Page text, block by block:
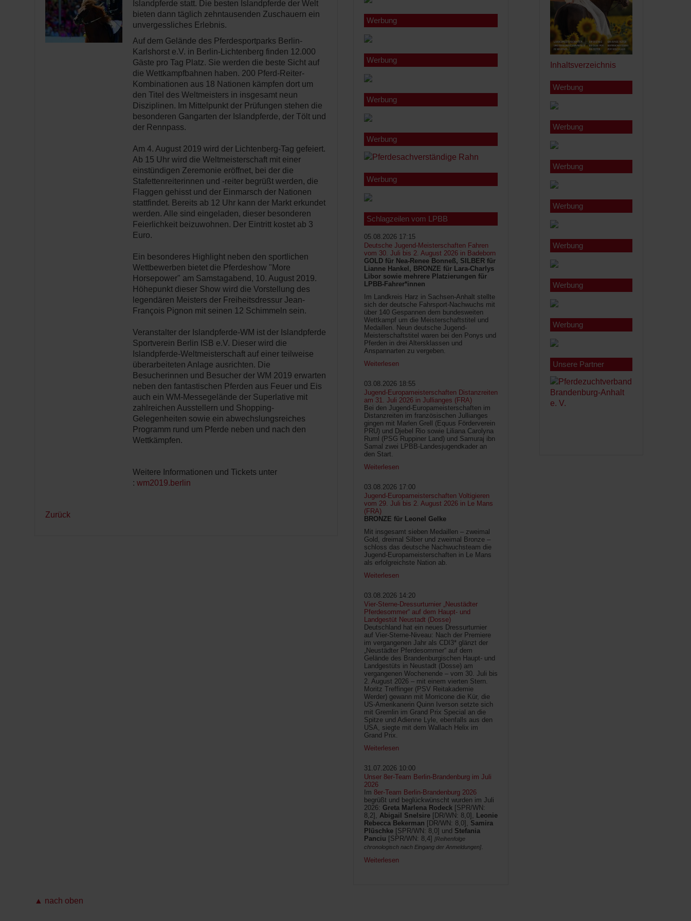
Islandpferde statt. Die besten Islandpferde der Welt
bieten dann täglich zehntausenden Zuschauern ein
unvergessliches Erlebnis.
Auf dem Gelände des Pferdesportparks Berlin-
Karlshorst e.V. in Berlin-Lichtenberg finden 12.000
Gäste pro Tag Platz. Sie werden die beste Sicht auf
die Wettkampfbahnen haben. 200 Pferd-Reiter-
Kombinationen aus 18 Nationen kämpfen dort um
den Titel des Weltmeisters in insgesamt neun
Disziplinen. Im Mittelpunkt der Prüfungen stehen die
besonderen Gangarten der Islandpferde, der Tölt und
der Rennpass.
Am 4. August 2019 wird der Lichtenberg-Tag gefeiert.
Ab 15 Uhr wird die Weltmeisterschaft mit einer
einstündigen Zeremonie eröffnet, bei der die
Stafettenreiterinnen und -reiter begrüßt werden, die
Flaggen gehisst und der Einmarsch der Nationen
stattfindet. Bereits ab 12 Uhr kann der Markt erkundet
werden. Alle sind eingeladen, dieser besonderen
Feierlichkeit beizuwohnen. Der Eintritt kostet ab 3
Euro.
Ein besonderes Highlight neben den sportlichen
Wettbewerben bietet die Pferdeshow "More
Horsepower" am Samstagabend, 10. August 2019.
Höhepunkt dieser Show wird die Vorstellung des
legendären Meisters der Freiheitsdressur Jean-
François Pignon mit seinen 12 Schimmeln sein.
Veranstalter der Islandpferde-WM ist der Islandpferde
Sportverein Berlin ISB e.V. Dieser wird die
Islandpferde-Weltmeisterschaft auf einer teilweise
überarbeiteten Anlage ausrichten. Die
Besucherinnen und Besucher der WM 2019 erwarten
neben den fantastischen Pferden aus Feuer und Eis
auch ein WM-Messegelände der Superlative mit
zahlreichen Ausstellern und Shopping-
Gelegenheiten sowie ein abwechslungsreiches
Programm rund um Pferde neben und nach den
Wettkämpfen.
Weitere Informationen und Tickets unter
: wm2019.berlin
Zurück
Werbung
Werbung
Werbung
Werbung
Werbung
Schlagzeilen vom LPBB
05.08.2026 17:15
Deutsche Jugend-Meisterschaften Fahren
vom 30. Juli bis 2. August 2026 in Badeborn
GOLD für Nea-Renee Bonneß, SILBER für
Lianne Hankel, BRONZE für Lara-Charlys
Libor sowie mehrere Platzierungen für
LPBB-Fahrer*innen
Im Landkreis Harz in Sachsen-Anhalt stellte
sich der deutsche Fahrsport-Nachwuchs mit
über 140 Gespannen dem bundesweiten
Wettkampf um die Meisterschaftstitel und
Medaillen. Neun deutsche Jugend-
Meisterschaftstitel waren bei den Ponys und
Pferden in drei Altersklassen und
Anspannarten zu vergeben.
Weiterlesen
03.08.2026 18:55
Jugend-Europameisterschaften Distanzreiten
am 31. Juli 2026 in Jullianges (FRA)
Bei den Jugend-Europameisterschaften im
Distanzreiten im französischen Jullianges
gingen mit Marlen Grell (Equus Förderverein
PRU) und Djebel Rio sowie Liliana Carolyna
Ruml (PSG Ruppiner Land) und Samuraj ibn
Samal zwei LPBB-Landesjugendkader an
den Start.
Weiterlesen
03.08.2026 17:00
Jugend-Europameisterschaften Voltigieren
vom 29. Juli bis 2. August 2026 in Le Mans
(FRA)
BRONZE für Leonel Gelke
Mit insgesamt sieben Medaillen – zweimal
Gold, dreimal Silber und zweimal Bronze –
schloss das deutsche Nachwuchsteam die
Jugend-Europameisterschaften in Le Mans
als erfolgreichste Nation ab.
Weiterlesen
03.08.2026 14:20
Vier-Sterne-Dressurturnier „Neustädter
Pferdesommer“ auf dem Haupt- und
Landgestüt Neustadt (Dosse)
Deutschland hat ein neues Dressurturnier
auf Vier-Sterne-Niveau: Nach der Premiere
im vergangenen Jahr als CDI3* glänzt der
„Neustädter Pferdesommer“ auf dem
Gelände des Brandenburgischen Haupt- und
Landgestüts in Neustadt (Dosse) am
vergangenen Wochenende – vom 30. Juli bis
2. August 2026 – mit einem vierten Stern.
Moritz Treffinger (PSV Reitakademie
Werder) gewann mit Morricone die Kür, die
US-Amerikanerin Quinn Iverson setzte sich
mit Gremlin im Grand Prix Special an die
Spitze und Adienne Lyle, ebenfalls aus den
USA, siegte mit dem Wallach Helix im
Grand Prix.
Weiterlesen
31.07.2026 10:00
Unser 8er-Team Berlin-Brandenburg im Juli
2026
Im 8er-Team Berlin-Brandenburg 2026
begrüßt und beglückwünscht wurden im Juli
2026: Greta Marlena Rodeck [SPR/WN:
8,2], Abigail Snelsire [DR/WN: 8,0], Leonie
Rebecca Bekerman [DR/WN: 8,0], Samira
Plüschke [SPR/WN: 8,0] und Stefania
Panciu [SPR/WN: 8,4] [Reihenfolge
chronologisch nach Eingang der Anmeldungen].
Weiterlesen
Inhaltsverzeichnis
Werbung
Werbung
Werbung
Werbung
Werbung
Werbung
Werbung
Unsere Partner
▲ nach oben